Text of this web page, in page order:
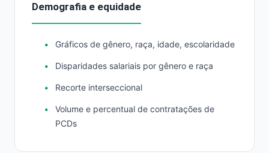
Demografia e equidade
Gráficos de gênero, raça, idade, escolaridade
Disparidades salariais por gênero e raça
Recorte interseccional
Volume e percentual de contratações de
PCDs